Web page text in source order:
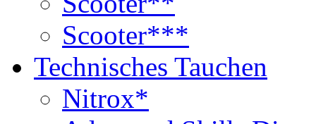
Scooter***
Technisches Tauchen
Nitrox*